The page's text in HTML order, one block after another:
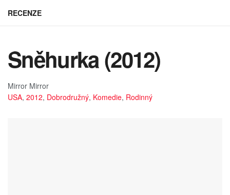
RECENZE
Sněhurka (2012)
Mirror Mirror
USA, 2012, Dobrodružný, Komedie, Rodinný